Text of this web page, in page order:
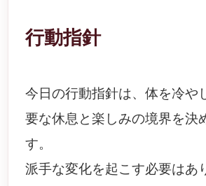
行動指針
今日の行動指針は、体を冷や
要な休息と楽しみの境界を決
す。
派手な変化を起こす必要はあ